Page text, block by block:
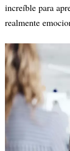
increíble para
realmente